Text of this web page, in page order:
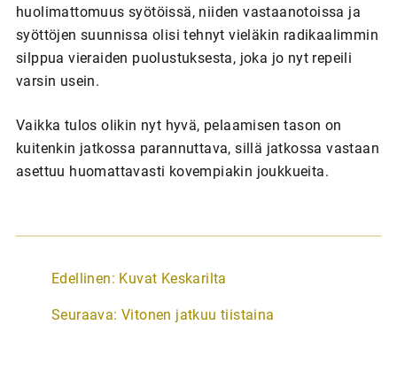
huolimattomuus syötöissä, niiden vastaanotoissa ja
syöttöjen suunnissa olisi tehnyt vieläkin radikaalimmin
silppua vieraiden puolustuksesta, joka jo nyt repeili
varsin usein.
Vaikka tulos olikin nyt hyvä, pelaamisen tason on
kuitenkin jatkossa parannuttava, sillä jatkossa vastaan
asettuu huomattavasti kovempiakin joukkueita.
A
t
Edellinen: Kuvat Keskarilta
Seuraava: Vitonen jatkuu tiistaina